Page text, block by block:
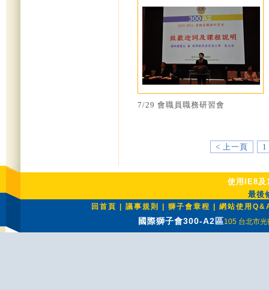
7/29 會職員職務研習會
< 上一頁 1
使用IE8及
最後
回首頁 議事規則 獅子會章程 網站使用
國際獅子會300-A2區105 台北市